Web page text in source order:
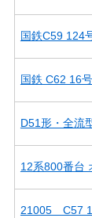
国鉄C59 124
国鉄 C62 16
D51形・全流
12系800番台
21005 C57